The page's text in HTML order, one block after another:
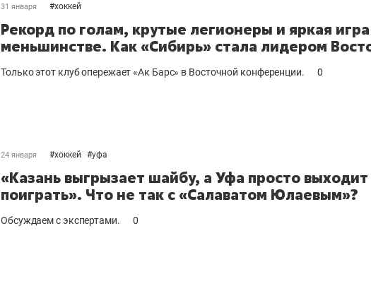
31 января #хоккей
Рекорд по голам, крутые легионеры и яркая
меньшинстве. Как «Сибирь» стала лидером
Только этот клуб опережает «Ак Барс» в Восточной конференции. 0
24 января #хоккей #уфа
«Казань выгрызает шайбу, а Уфа просто выходит
поиграть». Что не так с «Салаватом Юлаевым»?
Обсуждаем с экспертами. 0